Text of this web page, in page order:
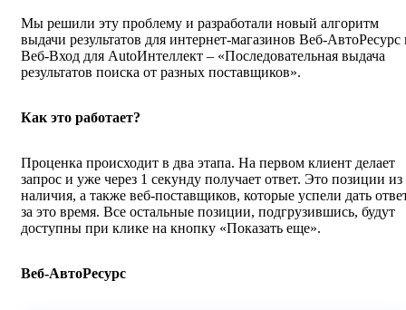
Мы решили эту проблему и разработали новый алгоритм
выдачи результатов для интернет-магазинов Веб-АвтоРесурс
Веб-Вход для AutoИнтеллект – «Последовательная выдача
результатов поиска от разных поставщиков».
Как это работает?
Проценка происходит в два этапа. На первом клиент делает
запрос и уже через 1 секунду получает ответ. Это позиции из
наличия, а также веб-поставщиков, которые успели дать
за это время. Все остальные позиции, подгрузившись, будут
доступны при клике на кнопку «Показать еще».
Веб-АвтоРесурс